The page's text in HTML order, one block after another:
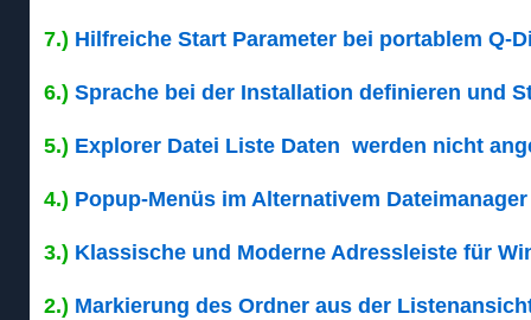
7.) Hilfreiche Start Parameter bei portablem Q-
6.) Sprache bei der Installation definieren und
5.) Explorer Datei Liste Daten werden nicht
4.) Popup-Menüs im Alternativem
3.) Klassische und Moderne Adressleiste für
2.) Markierung des Ordner aus der